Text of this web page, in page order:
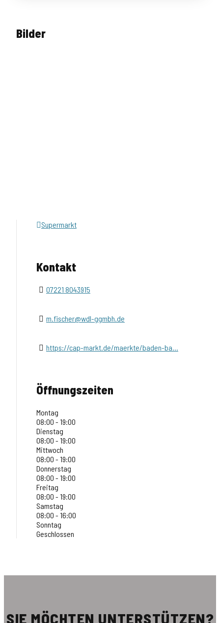
Bilder
Supermarkt
Kontakt
07221 8043915
m.fischer@wdl-ggmbh.de
https://cap-markt.de/maerkte/baden-ba...
Öffnungszeiten
Montag
08:00 - 19:00
Dienstag
08:00 - 19:00
Mittwoch
08:00 - 19:00
Donnerstag
08:00 - 19:00
Freitag
08:00 - 19:00
Samstag
08:00 - 16:00
Sonntag
Geschlossen
SIE MÖCHTEN UNTERSTÜTZEN?